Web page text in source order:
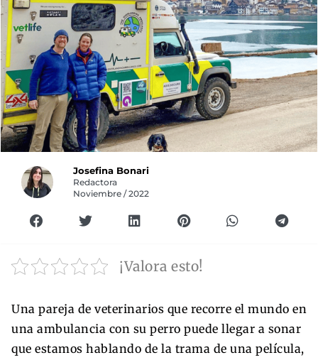
Josefina Bonari
Redactora
Noviembre / 2022
¡Valora esto!
Una pareja de veterinarios que recorre el mundo en
una ambulancia con su perro puede llegar a sonar
que estamos hablando de la trama de una película,